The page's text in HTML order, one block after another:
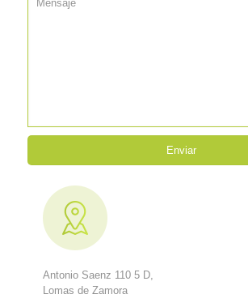
Antonio Saenz 110 5 D,
Lomas de Zamora